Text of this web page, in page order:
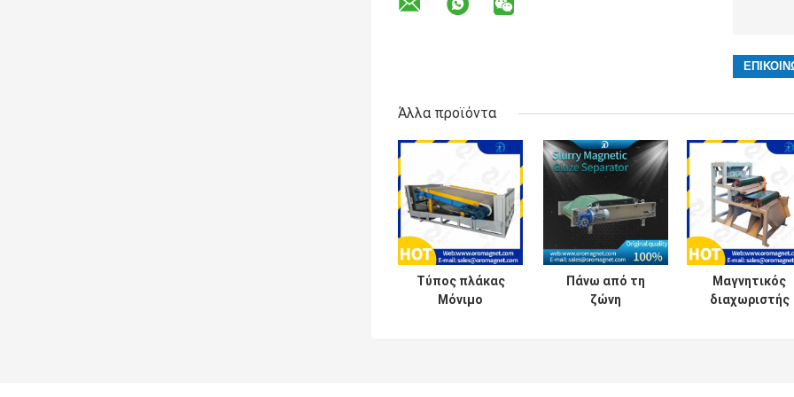
Άλλα προϊόντα
Τύπος πλάκας
Μόνιμο
Πάνω από τη
ζώνη
Μαγνητικός
διαχωριστής